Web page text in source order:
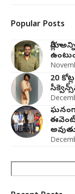
Popular Posts
మోగ్లీ’
20